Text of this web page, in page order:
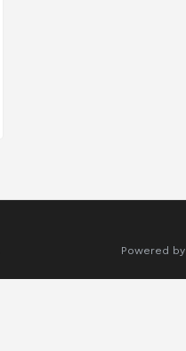
Powered by